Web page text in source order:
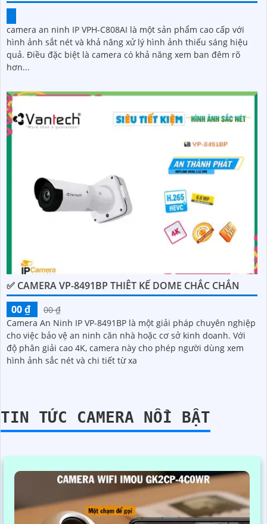
camera an ninh IP VPH-C808AI là một sản phẩm cao cấp với
hình ảnh sắt nét và khả năng xử lý hình ảnh thiếu sáng hiệu
quả. Điều đặc biệt là camera có khả năng xem ban đêm rõ
hơn...
✅ CAMERA VP-8491BP THIÊT KẾ DOME CHẮC CHẮN
00 ₫
00 ₫
Camera An Ninh IP VP-8491BP là một giải pháp chuyên nghiệp
cho việc bảo vệ an ninh căn nhà hoặc cơ sở kinh doanh. Với
độ phân giải cao 4K, camera này cho phép người dùng xem
hình ảnh sắc nét và chi tiết từ xa
TIN TỨC CAMERA NỔI BẬT